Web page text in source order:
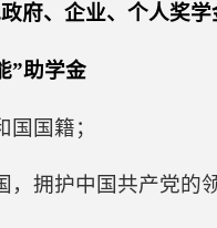
府、企业、个人奖
”助学金
国籍；
，拥护中国共产党的